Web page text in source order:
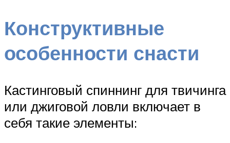
Конструктивные
особенности снасти
Кастинговый спиннинг для твичинга
или джиговой ловли включает в
себя такие элементы: